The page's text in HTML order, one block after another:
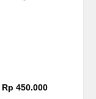
Rp 450.000